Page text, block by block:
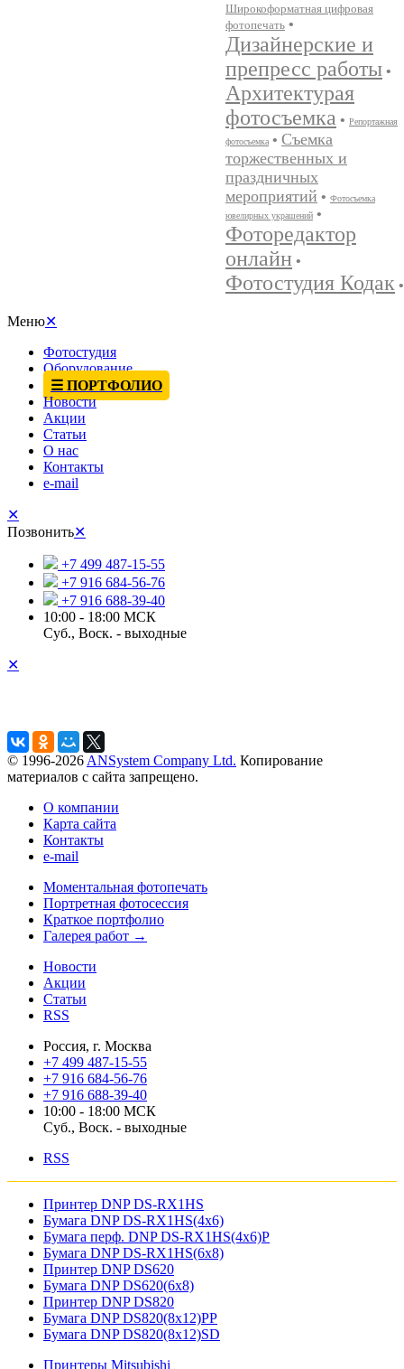
Широкоформатная цифровая
фотопечать •
Дизайнерские и
препресс работы •
Архитектурая
фотосъемка • Репортажная
фотосъемка • Съемка
торжественных и
праздничных
мероприятий • Фотосъемка
ювелирных украшений •
Фоторедактор
онлайн •
Фотостудия Кодак •
Меню✕
Фотостудия
Оборудование
☰ ПОРТФОЛИО
Новости
Акции
Статьи
О нас
Контакты
e-mail
✕
Позвонить✕
+7 499 487-15-55
+7 916 684-56-76
+7 916 688-39-40
10:00 - 18:00 МСК
Суб., Воск. - выходные
✕
© 1996-2026 ANSystem Company Ltd. Копирование
материалов с сайта запрещено.
О компании
Карта сайта
Контакты
e-mail
Моментальная фотопечать
Портретная фотосессия
Краткое портфолио
Галерея работ →
Новости
Акции
Статьи
RSS
Россия, г. Москва
+7 499 487-15-55
+7 916 684-56-76
+7 916 688-39-40
10:00 - 18:00 МСК
Суб., Воск. - выходные
RSS
Принтер DNP DS-RX1HS
Бумага DNP DS-RX1HS(4x6)
Бумага перф. DNP DS-RX1HS(4x6)P
Бумага DNP DS-RX1HS(6x8)
Принтер DNP DS620
Бумага DNP DS620(6x8)
Принтер DNP DS820
Бумага DNP DS820(8x12)PP
Бумага DNP DS820(8x12)SD
Принтеры Mitsubishi